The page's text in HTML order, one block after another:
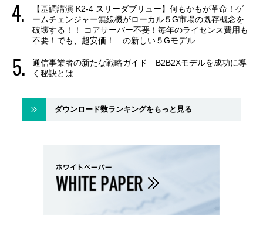
【基調講演 K2-4 スリーダブリュー】何もかもが革命！ゲ
ームチェンジャー無線機がローカル５G市場の既存概念を
破壊する！！ コアサーバー不要！毎年のライセンス費用も
不要！でも、超安価！ の新しい５Gモデル
通信事業者の新たな戦略ガイド B2B2Xモデルを成功に導
く秘訣とは
ダウンロード数ランキングをもっと見る